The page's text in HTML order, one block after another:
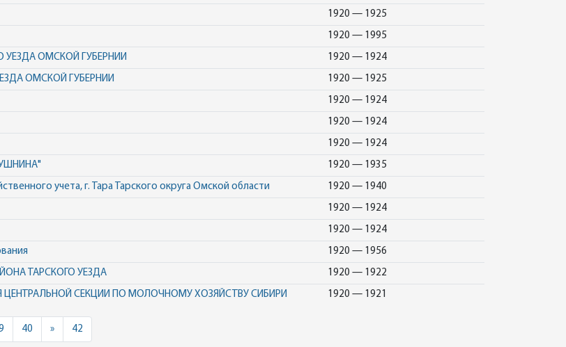
1920 — 1925
1920 — 1995
УЕЗДА ОМСКОЙ ГУБЕРНИИ 1920 — 1924
ОМСКОЙ ГУБЕРНИИ 1920 — 1925
1920 — 1924
1920 — 1924
1920 — 1924
1920 — 1935
учета, г. Тара Тарского округа Омской области 1920 — 1940
1920 — 1924
1920 — 1924
1920 — 1956
ТАРСКОГО УЕЗДА 1920 — 1922
СЕКЦИИ ПО МОЛОЧНОМУ ХОЗЯЙСТВУ СИБИРИ 1920 — 1921
40 »Next42